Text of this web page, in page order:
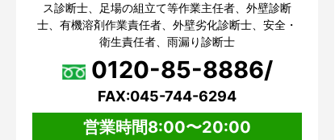
ス診断士、足場の組立て等作業主任者、外壁診断
士、有機溶剤作業責任者、外壁劣化診断士、安全・
衛生責任者、雨漏り診断士
0120-85-8886/
FAX:045-744-6294
営業時間8:00〜20:00